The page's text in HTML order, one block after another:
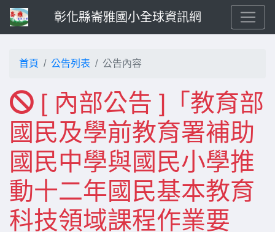
彰化縣崙雅國小全球資訊網
首頁 公告列表 公告內容
[ 內部公告 ]「教育部
國民及學前教育署補助
國民中學與國民小學推
動十二年國民基本教育
科技領域課程作業要